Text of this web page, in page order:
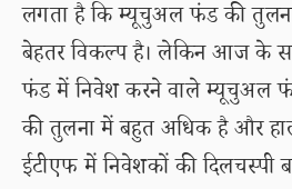
लगता है कि म्यूचुअल फंड की
बेहतर विकल्प है। लेकिन आज के
फंड में निवेश करने वाले म्यूचुअल
की तुलना में बहुत अधिक है और
ईटीएफ में निवेशकों की दिलचस्पी